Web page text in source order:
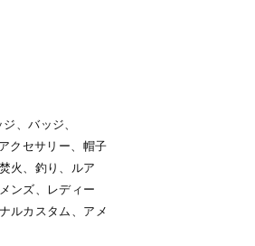
、バッジ、
クセサリー、帽子
火、釣り、ルア
ンズ、レディー
ルカスタム、アメ